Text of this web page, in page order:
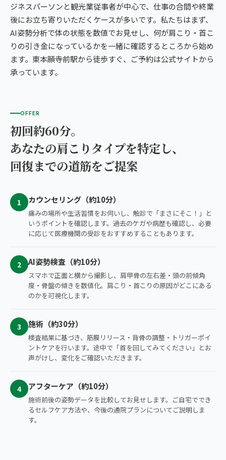
ジネスパーソンと観光業従事者が中心で、仕事の合間や終業
後にお立ち寄りいただくケースが多いです。私たちはまず、
AI姿勢分析で体の状態を数値でお見せし、何が肩こり・首こ
りの引き金になっているかを一緒に確認するところから始め
ます。東本願寺前駅から徒歩すぐ、ご予約は公式サイトから
承っています。
OFFER
初回約60分。
あなたの肩こりタイプを特定し、
回復までの道筋をご提案
1 カウンセリング（約10分）
痛みの場所や生活習慣をお伺いし、触診で「まさにそこ！」と
いうポイントを確認します。過去のケガや病歴も確認し、必要
に応じて医療機関の受診をおすすめすることもあります。
2 AI姿勢検査（約10分）
スマホで正面と横から撮影し、肩甲骨の左右差・頭の前傾角
度・骨盤の傾きを数値化。肩こり・首こりの原因がどこにある
のかを可視化します。
3 施術（約30分）
検査結果に基づき、筋膜リリース・背骨の調整・トリガーポイ
ントケアを行います。途中で「首を回してみてください」とお
声がけし、変化をご確認いただきます。
4 アフターケア（約10分）
施術前後の姿勢データを比較してお見せします。ご自宅ででき
るセルフケア方法や、今後の通院プランについてご説明しま
す。